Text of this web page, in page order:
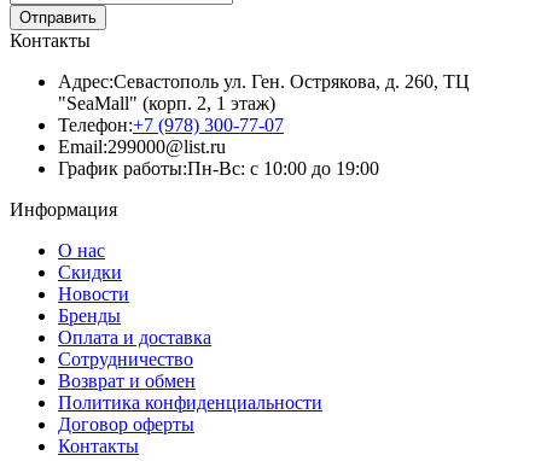
Отправить
Контакты
Адрес:Севастополь ул. Ген. Острякова, д. 260, ТЦ
"SeaMall" (корп. 2, 1 этаж)
Телефон:+7 (978) 300-77-07
Email:299000@list.ru
График работы:Пн-Вс: с 10:00 до 19:00
Информация
О нас
Скидки
Новости
Бренды
Оплата и доставка
Сотрудничество
Возврат и обмен
Политика конфиденциальности
Договор оферты
Контакты